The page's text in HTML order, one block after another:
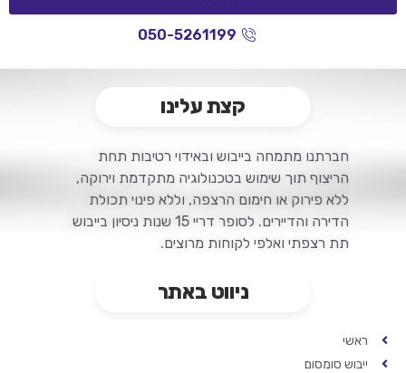
050-5261199
קצת עלינו
חברתנו מתמחה בייבוש ובאידוי רטיבות תחת
הריצוף תוך שימוש בטכנולוגיה מתקדמת וירוקה,
ללא פירוק או חימום הרצפה, וללא פינוי תכולת
הדירה והדיירים. לסופר דריי 15 שנות ניסיון בייבוש
תת רצפתי ואלפי לקוחות מרוצים.
ניווט באתר
ראשי
ייבוש סומסום